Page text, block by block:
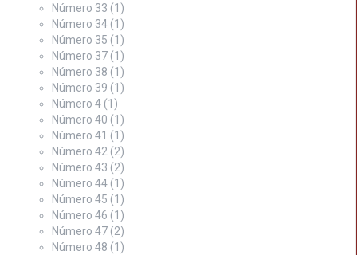
Número 33 (1)
Número 34 (1)
Número 35 (1)
Número 37 (1)
Número 38 (1)
Número 39 (1)
Número 4 (1)
Número 40 (1)
Número 41 (1)
Número 42 (2)
Número 43 (2)
Número 44 (1)
Número 45 (1)
Número 46 (1)
Número 47 (2)
Número 48 (1)